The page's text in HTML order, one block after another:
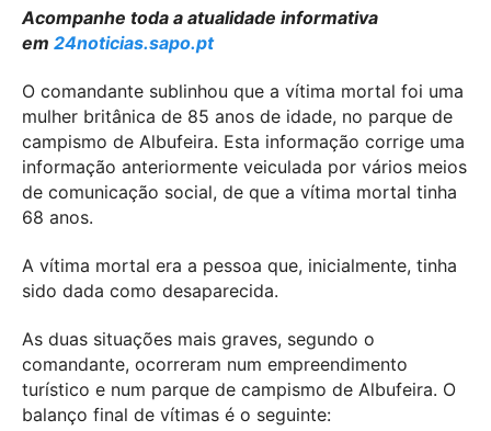
Acompanhe toda a atualidade informativa
em 24noticias.sapo.pt
O comandante sublinhou que a vítima mortal foi uma
mulher britânica de 85 anos de idade, no parque de
campismo de Albufeira. Esta informação corrige uma
informação anteriormente veiculada por vários meios
de comunicação social, de que a vítima mortal tinha
68 anos.
A vítima mortal era a pessoa que, inicialmente, tinha
sido dada como desaparecida.
As duas situações mais graves, segundo o
comandante, ocorreram num empreendimento
turístico e num parque de campismo de Albufeira. O
balanço final de vítimas é o seguinte: